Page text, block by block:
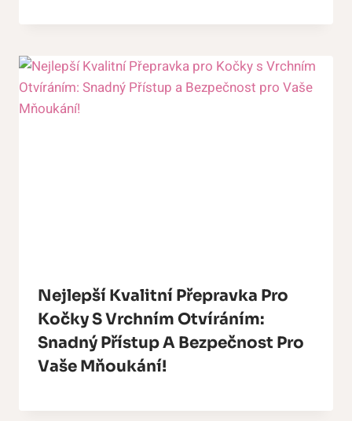
Nejlepší Kvalitní Přepravka Pro
Kočky S Vrchním Otvíráním:
Snadný Přístup A Bezpečnost Pro
Vaše Mňoukání!